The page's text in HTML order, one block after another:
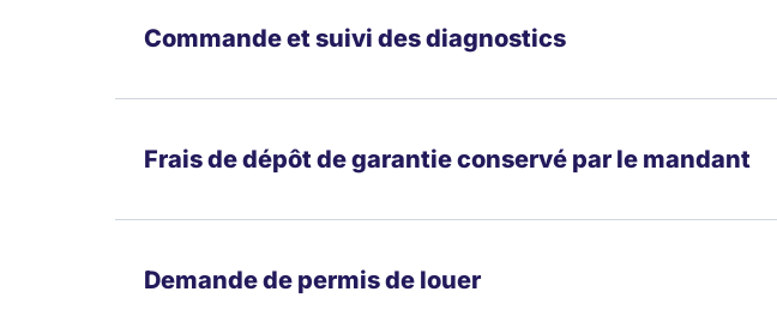
Commande et suivi des diagnostics
Frais de dépôt de garantie conservé par le mandant
Demande de permis de louer